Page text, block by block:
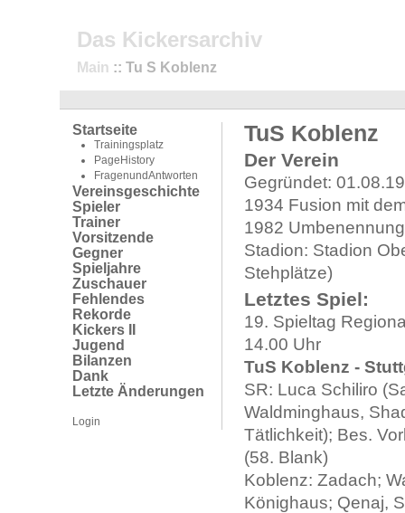
Das Kickersarchiv
Main :: Tu S Koblenz
Startseite
Trainingsplatz
PageHistory
FragenundAntworten
Vereinsgeschichte
Spieler
Trainer
Vorsitzende
Gegner
Spieljahre
Zuschauer
Fehlendes
Rekorde
Kickers II
Jugend
Bilanzen
Dank
Letzte Änderungen
Login
TuS Koblenz
Der Verein
Gegründet:
1934 Fusion mit
1982
Stadion: Stadion
Stehplätze)
Letztes Spiel:
19. Spieltag
14.00 Uhr
TuS Koblenz -
SR: Luca Schiliro
Waldminghaus,
Tätlichkeit); Bes.
(58. Blank)
Koblenz: Zadach;
Könighaus; Qenaj,